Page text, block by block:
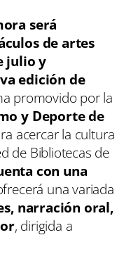
será
de artes
julio y
edición de
promovido por la
y Deporte de
acercar la cultura
de Bibliotecas de
con una
una variada
narración oral,
, dirigida a